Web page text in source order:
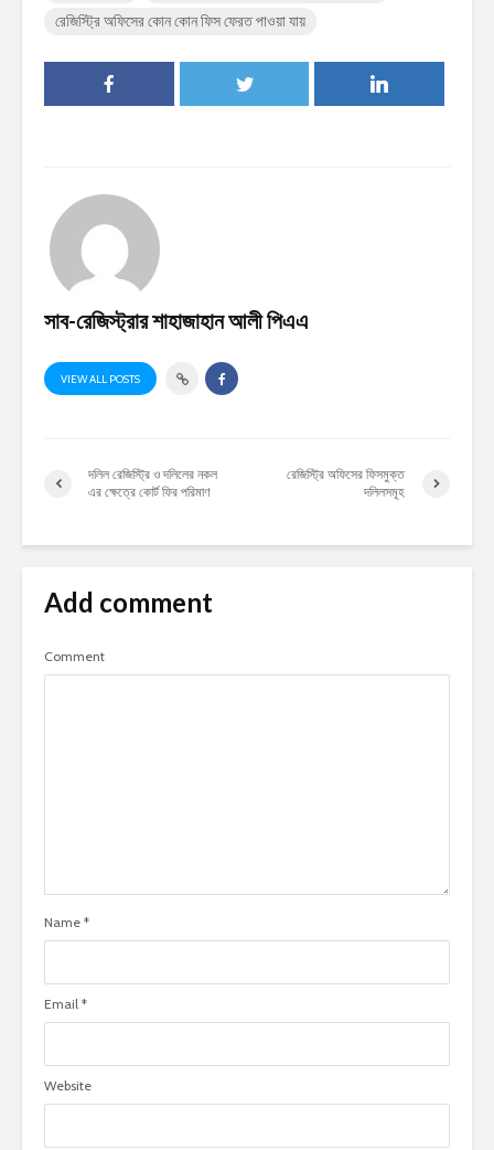
রেজিস্ট্রি অফিসের কোন কোন ফিস ফেরত পাওয়া যায়
সাব-রেজিস্ট্রার শাহাজাহান আলী পিএএ
VIEW ALL POSTS
দলিল রেজিস্ট্রি ও দলিলের নকল
এর ক্ষেত্রে কোর্ট ফির পরিমাণ
রেজিস্ট্রি অফিসের ফিসমুক্ত
দলিলসমূহ
Add comment
Comment
Name *
Email *
Website